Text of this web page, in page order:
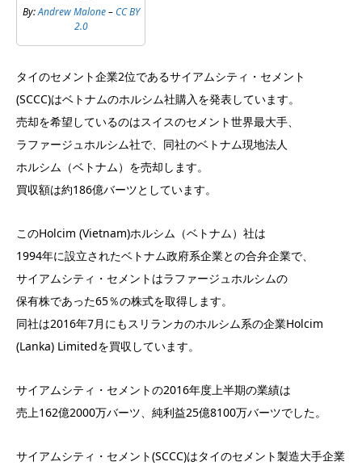
By:Andrew Malone–CC BY
2.0
タイのセメント企業2位であるサイアムシティ・セメント
(SCCC)はベトナムのホルシム社購入を発表しています。
売却を希望しているのはスイスのセメント世界最大手、
ラファージュホルシム社で、同社のベトナム現地法人
ホルシム（ベトナム）を売却します。
買収額は約186億バーツとしています。
このHolcim (Vietnam)ホルシム（ベトナム）社は
1994年に設立されたベトナム政府系企業との合弁企業で、
サイアムシティ・セメントはラファージュホルシムの
保有株であった65％の株式を取得します。
同社は2016年7月にもスリランカのホルシム系の企業Holcim
(Lanka) Limitedを買収しています。
サイアムシティ・セメントの2016年度上半期の業績は
売上162億2000万バーツ、純利益25億8100万バーツでした。
サイアムシティ・セメント(SCCC)はタイのセメント製造大手企業